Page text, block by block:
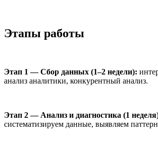
Этапы работы
Этап 1 — Сбор данных (1–2 недели):
анализ аналитики, конкурентный анализ.
Этап 2 — Анализ и диагностика (1
систематизируем данные, выявляем